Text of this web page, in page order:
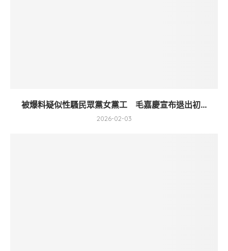
被爆料疑似性騷民眾黨女黨工 毛嘉慶宣布退出初...
2026-02-03